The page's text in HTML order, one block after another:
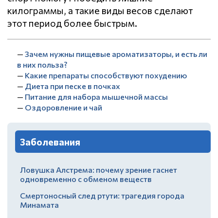
килограммы, а такие виды весов сделают
этот период более быстрым.
— Зачем нужны пищевые ароматизаторы, и есть ли
в них польза?
— Какие препараты способствуют похудению
— Диета при песке в почках
— Питание для набора мышечной массы
— Оздоровление и чай
Заболевания
Ловушка Алстрема: почему зрение гаснет
одновременно с обменом веществ
Смертоносный след ртути: трагедия города
Минамата